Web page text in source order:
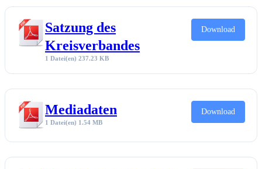
Satzung des
Kreisverbandes
1 Datei(en) 237.23 KB
Download
Mediadaten
1 Datei(en) 1.54 MB
Download